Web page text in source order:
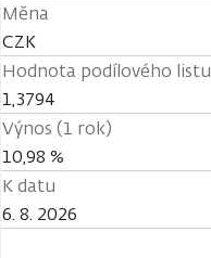
Měna
CZK
Hodnota podílového listu
1,3794
Výnos (1 rok)
10,98 %
K datu
6. 8. 2026